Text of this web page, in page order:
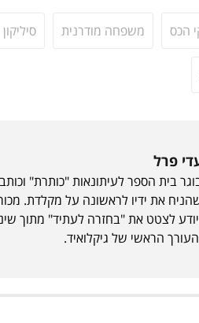
הכס משפחה מודרנית
פרל
בית הספר לעיתונאות "כותרת"
את ידיו לראשונה על מקלדת.
לצטט את "בחזרה לעתיד" מתוך
הראשי של גיקלואיד.